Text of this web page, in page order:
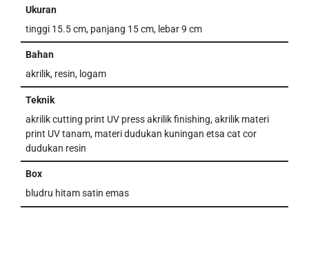
Ukuran
tinggi 15.5 cm, panjang 15 cm, lebar 9 cm
Bahan
akrilik, resin, logam
Teknik
akrilik cutting print UV press akrilik finishing, akrilik materi
print UV tanam, materi dudukan kuningan etsa cat cor
dudukan resin
Box
bludru hitam satin emas